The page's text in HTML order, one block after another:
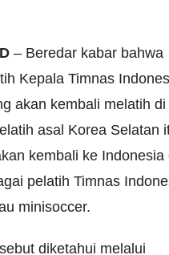
– Beredar kabar bahwa
Kepala Timnas
akan kembali melatih di
asal Korea Selatan
kembali ke Indonesia
pelatih Timnas
minisoccer.
diketahui melalui